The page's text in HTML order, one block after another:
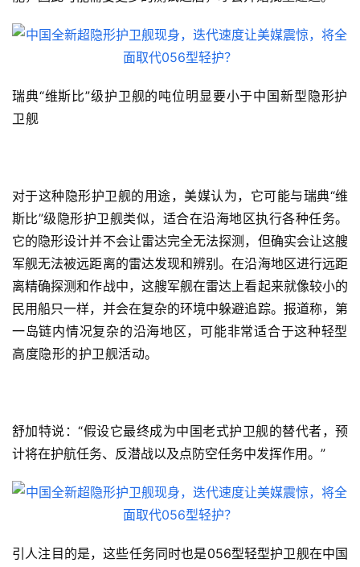
瑞典“维斯比”级护卫舰的吨位明显要小于中国新型隐形护
卫舰
对于这种隐形护卫舰的用途，美媒认为，它可能与瑞典“维
斯比”级隐形护卫舰类似，适合在沿海地区执行各种任务。
它的隐形设计并不会让雷达完全无法探测，但确实会让这艘
军舰无法被远距离的雷达发现和辨别。在沿海地区进行远距
离精确探测和作战中，这艘军舰在雷达上看起来就像较小的
民用船只一样，并会在复杂的环境中躲避追踪。报道称， 第
一岛链内情况复杂的沿海地区，可能非常适合于这种轻型
高度隐形的护卫舰活动。
舒加特说：“假设它最终成为中国老式护卫舰的替代者，预
计将在护航任务、反潜战以及点防空任务中发挥作用。”
引人注目的是，这些任务同时也是056型轻型护卫舰在中国